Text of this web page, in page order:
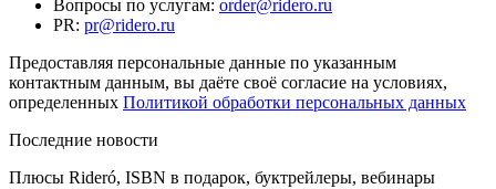
Вопросы по услугам: order@ridero.ru
PR: pr@ridero.ru
Предоставляя персональные данные по указанным
контактным данным, вы даёте своё согласие на условиях,
определенных Политикой обработки персональных данных
Последние новости
Плюсы Rideró, ISBN в подарок, буктрейлеры, вебинары